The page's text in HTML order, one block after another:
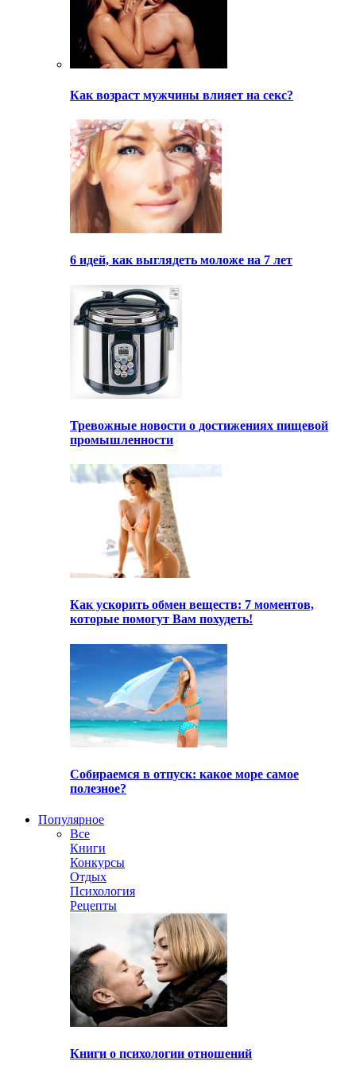
Как возраст мужчины влияет на секс?
6 идей, как выглядеть моложе на 7 лет
Тревожные новости о достижениях пищевой
промышленности
Как ускорить обмен веществ: 7 моментов,
которые помогут Вам похудеть!
Собираемся в отпуск: какое море самое
полезное?
Популярное
Все
Книги
Конкурсы
Отдых
Психология
Рецепты
Книги о психологии отношений